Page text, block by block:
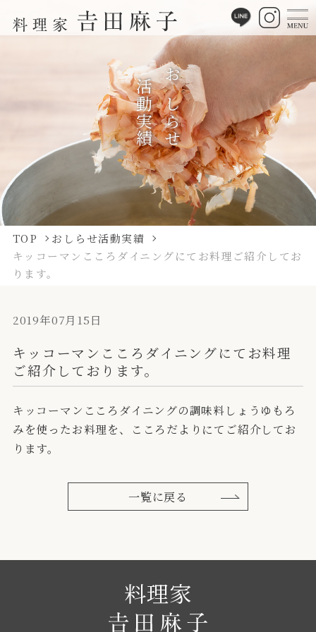
おしらせ
活動実績
TOP
おしらせ活動実績
キッコーマンこころダイニングにてお料理ご紹介してお
ります。
2019年07月15日
キッコーマンこころダイニングにてお料理
ご紹介しております。
キッコーマンこころダイニングの調味料しょうゆもろ
みを使ったお料理を、こころだよりにてご紹介してお
ります。
一覧に戻る
料理家